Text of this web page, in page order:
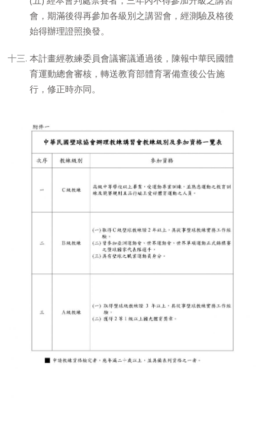
會，期滿後得再參加各級別之講習會，經測驗及格後
始得辦理證照換發。
本計畫經教練委員會議審議通過後，陳報中華民國體
育運動總會審核，轉送教育部體育署備查後公告施
行，修正時亦同。